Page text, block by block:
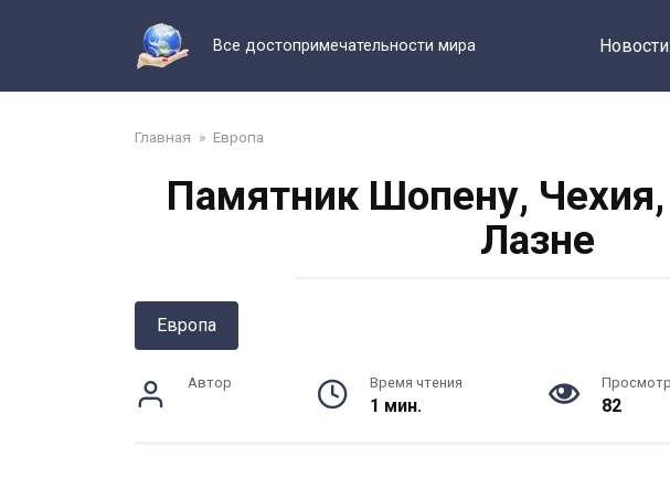
Все достопримечательности мира
Главная » Европа
Памятник Шопену,
Лазне
Европа
Автор Время чтения
1 мин. 82